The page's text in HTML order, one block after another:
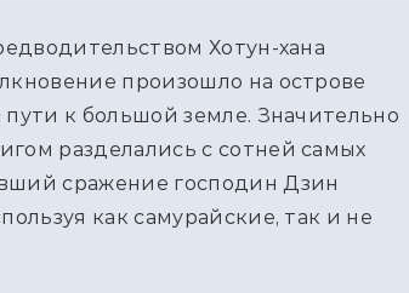
Хотун-хана
произошло на острове
к большой земле. Значительно
разделались с сотней самых
сражение господин Дзин
как самурайские, так и не